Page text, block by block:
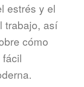
estrés y el
trabajo, así
cómo